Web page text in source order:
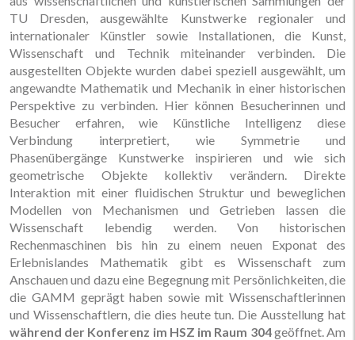
TU Dresden, ausgewählte Kunstwerke regionaler und
internationaler Künstler sowie Installationen, die Kunst,
Wissenschaft und Technik miteinander verbinden. Die
ausgestellten Objekte wurden dabei speziell ausgewählt, um
angewandte Mathematik und Mechanik in einer historischen
Perspektive zu verbinden. Hier können Besucherinnen und
Besucher erfahren, wie Künstliche Intelligenz diese
Verbindung interpretiert, wie Symmetrie und
Phasenübergänge Kunstwerke inspirieren und wie sich
geometrische Objekte kollektiv verändern. Direkte
Interaktion mit einer fluidischen Struktur und beweglichen
Modellen von Mechanismen und Getrieben lassen die
Wissenschaft lebendig werden. Von historischen
Rechenmaschinen bis hin zu einem neuen Exponat des
Erlebnislandes Mathematik gibt es Wissenschaft zum
Anschauen und dazu eine Begegnung mit Persönlichkeiten, die
die GAMM geprägt haben sowie mit Wissenschaftlerinnen
und Wissenschaftlern, die dies heute tun. Die Ausstellung hat
während der Konferenz im HSZ im Raum 304geöffnet. Am